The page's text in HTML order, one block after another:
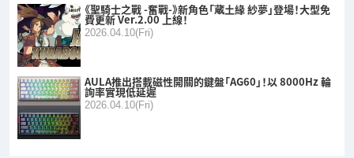
《聖騎士之戰 -奮戰-》新角色「蔵土緣 紗夢」登場！大型免
費更新 Ver.2.00 上線！
2026.04.10(Fri)
AULA推出搭載磁性開關的鍵盤「AG60」！以 8000Hz 輪
詢率實現低延遲
2026.04.10(Fri)